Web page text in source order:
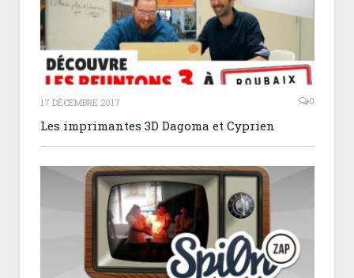
17 DÉCEMBRE 2017 0
Les imprimantes 3D Dagoma et Cyprien